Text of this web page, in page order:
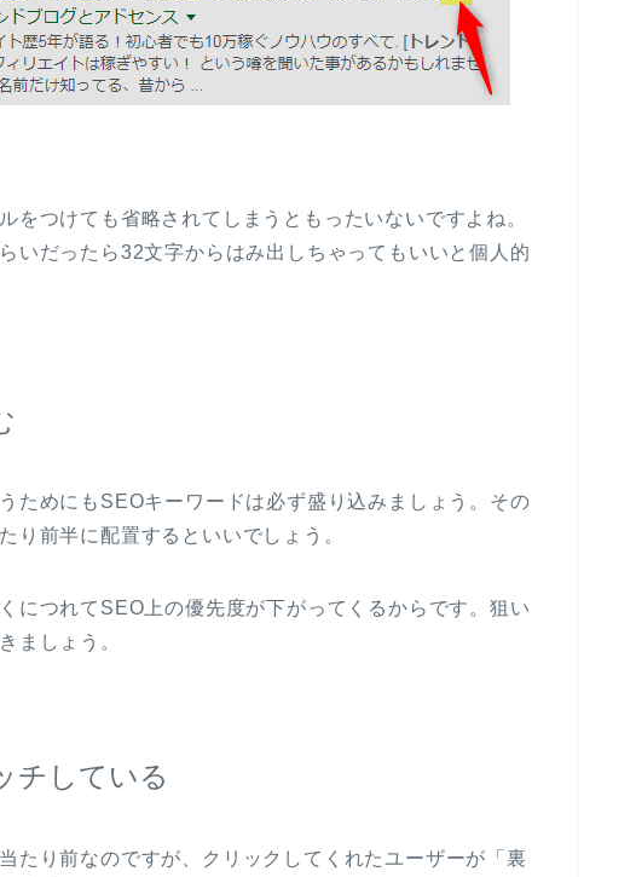
をつけても省略されてしまうともったいないですよね。
いだったら32文字からはみ出しちゃってもいいと個人的
ためにもSEOキーワードは必ず盛り込みましょう。その
り前半に配置するといいでしょう。
につれてSEO上の優先度が下がってくるからです。狙い
ましょう。
チしている
たり前なのですが、クリックしてくれたユーザーが「裏